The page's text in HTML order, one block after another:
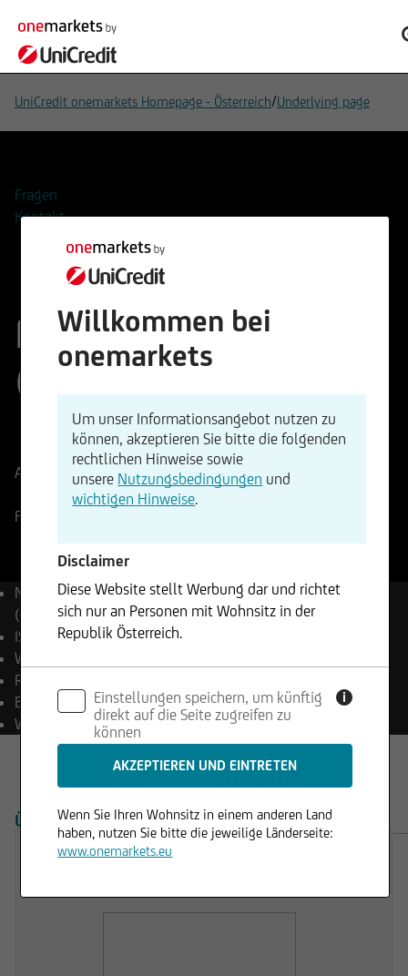
UniCredit onemarkets Homepage - Österreich/Underlying page
Fragen
Kontakt
Fuchs SE
(Vorzugsaktien)
DE000A3E5D64
WKN
A3E5D6
Aktueller Stand 40,92EURÄnderung
+0,25%
Frankfurt
Name
Fuchs SE
(Vorzugsaktien)
ISIN
DE000A3E5D64
WKN
Reuters
Bloomberg
FPE3 GY Equity
Währung
EUR
ÜBERSICHT PRODUKTE
Willkommen bei
onemarkets
Um unser Informationsangebot nutzen zu
können, akzeptieren Sie bitte die folgenden
rechtlichen Hinweise sowie
unsere Nutzungsbedingungen und
wichtigen Hinweise.
Disclaimer
Diese Website stellt Werbung dar und richtet
sich nur an Personen mit Wohnsitz in der
Republik Österreich.
Angebot noch eine Aufforderung zum Kauf oder
Verkauf von Wertpapieren dar und dürfen nicht
in Rechtsordnungen genutzt werden, in denen
dies unzulässig ist.
Einstellungen speichern, um künftig
direkt auf die Seite zugreifen zu
können
i
Wenn Sie Ihren Wohnsitz in einem anderen Land
haben, nutzen Sie bitte die jeweilige Länderseite:
www.onemarkets.eu